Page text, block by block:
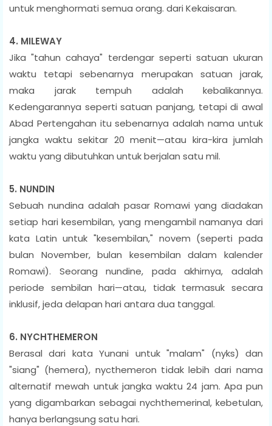
untuk menghormati semua orang. dari Kekaisaran.
4. MILEWAY
Jika "tahun cahaya" terdengar seperti satuan ukuran
waktu tetapi sebenarnya merupakan satuan jarak,
maka jarak tempuh adalah kebalikannya.
Kedengarannya seperti satuan panjang, tetapi di awal
Abad Pertengahan itu sebenarnya adalah nama untuk
jangka waktu sekitar 20 menit—atau kira-kira jumlah
waktu yang dibutuhkan untuk berjalan satu mil.
5. NUNDIN
Sebuah nundina adalah pasar Romawi yang diadakan
setiap hari kesembilan, yang mengambil namanya dari
kata Latin untuk "kesembilan," novem (seperti pada
bulan November, bulan kesembilan dalam kalender
Romawi). Seorang nundine, pada akhirnya, adalah
periode sembilan hari—atau, tidak termasuk secara
inklusif, jeda delapan hari antara dua tanggal.
6. NYCHTHEMERON
Berasal dari kata Yunani untuk "malam" (nyks) dan
"siang" (hemera), nycthemeron tidak lebih dari nama
alternatif mewah untuk jangka waktu 24 jam. Apa pun
yang digambarkan sebagai nychthemerinal, kebetulan,
hanya berlangsung satu hari.